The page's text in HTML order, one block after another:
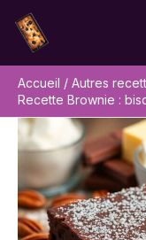
contenu
Accueil
Autres
Recette Brownie :
Rechercher